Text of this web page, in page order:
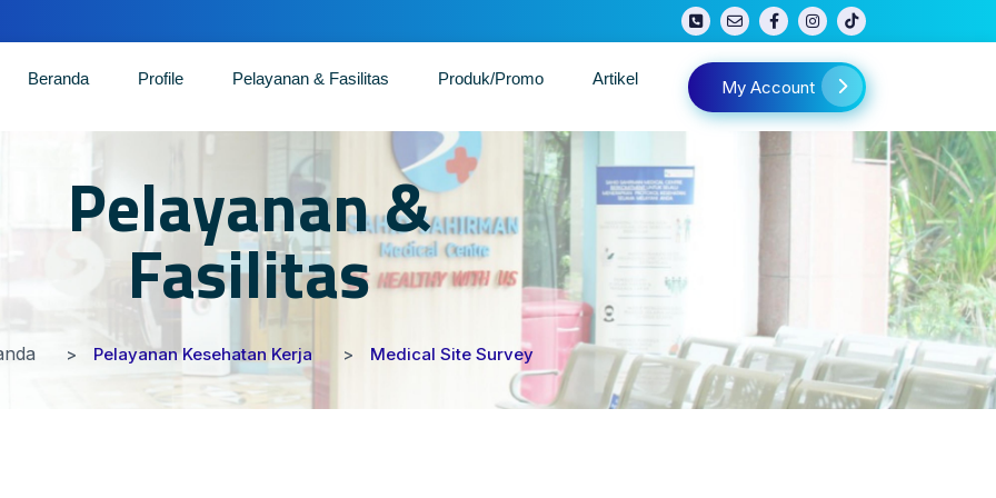
Beranda Profile Pelayanan & Fasilitas Produk/Promo Artikel My Account
Pelayanan &
Fasilitas
Pelayanan Kesehatan Kerja Medical Site Survey